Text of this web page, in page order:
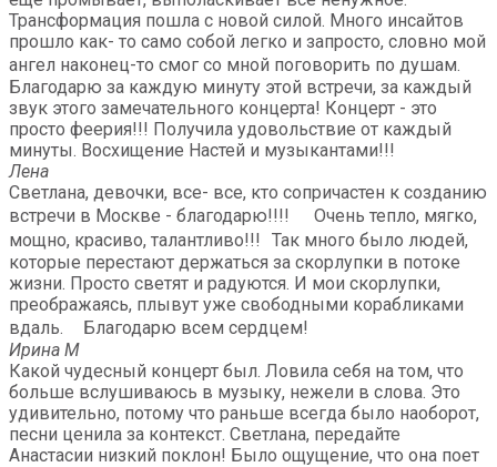
Трансформация пошла с новой силой. Много инсайтов
прошло как- то само собой легко и запросто, словно мой
ангел наконец-то смог со мной поговорить по душам.
Благодарю за каждую минуту этой встречи, за каждый
звук этого замечательного концерта! Концерт - это
просто феерия!!! Получила удовольствие от каждый
минуты. Восхищение Настей и музыкантами!!!
Лена
Светлана, девочки, все- все, кто сопричастен к созданию
встречи в Москве - благодарю!!!! Очень тепло, мягко,
мощно, красиво, талантливо!!! Так много было людей,
которые перестают держаться за скорлупки в потоке
жизни. Просто светят и радуются. И мои скорлупки,
преображаясь, плывут уже свободными корабликами
вдаль. Благодарю всем сердцем!
Ирина М
Какой чудесный концерт был. Ловила себя на том, что
больше вслушиваюсь в музыку, нежели в слова. Это
удивительно, потому что раньше всегда было наоборот,
песни ценила за контекст. Светлана, передайте
Анастасии низкий поклон! Было ощущение, что она поет